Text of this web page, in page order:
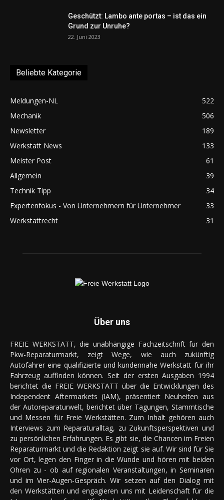
Geschützt: Lambo ante portas – ist das ein
Grund zur Unruhe?
22. Juni 2023
Beliebte Kategorie
Meldungen-NL
522
Mechanik
506
Newsletter
189
Werkstatt News
133
Meister Post
61
Allgemein
39
Technik Tipp
34
Expertenfokus - Von Unternehmern für Unternehmer
33
Werkstattrecht
31
Über uns
FREIE WERKSTATT, die unabhängige Fachzeitschrift für den
Pkw-Reparaturmarkt, zeigt Wege, wie auch zukünftig
Autofahrer eine qualifizierte und kundennahe Werkstatt für ihr
Fahrzeug auffinden können. Seit der ersten Ausgaben 1994
berichtet die FREIE WERKSTATT über die Entwicklungen des
Independent Aftermarkets (IAM), präsentiert Neuheiten aus
der Autoreparaturwelt, berichtet über Tagungen, Stammtische
und Messen für Freie Werkstätten. Zum Inhalt gehören auch
Interviews zum Reparaturalltag, zu Zukunftsperspektiven und
zu persönlichen Erfahrungen. Es gibt sie, die Chancen im Freien
Reparaturmarkt und die Redaktion zeigt sie auf. Wir sind für Sie
vor Ort, legen den Finger in die Wunde und hören mit beiden
Ohren zu - ob auf regionalen Veranstaltungen, in Seminaren
und im Vier-Augen-Gespräch. Wir setzen auf den Dialog mit
den Werkstätten und engagieren uns mit Leidenschaft für die